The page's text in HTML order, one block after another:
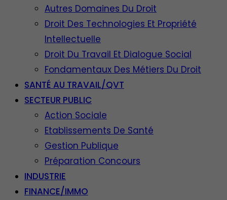
Autres Domaines Du Droit
Droit Des Technologies Et Propriété
Intellectuelle
Droit Du Travail Et Dialogue Social
Fondamentaux Des Métiers Du Droit
SANTÉ AU TRAVAIL/QVT
SECTEUR PUBLIC
Action Sociale
Etablissements De Santé
Gestion Publique
Préparation Concours
INDUSTRIE
FINANCE/IMMO